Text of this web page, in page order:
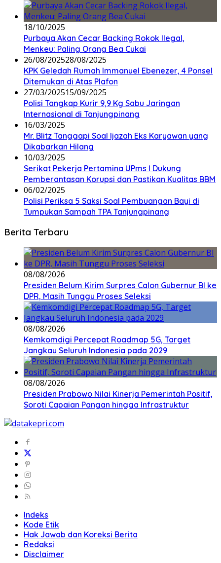
18/10/2025
Purbaya Akan Cecar Backing Rokok Ilegal,
Menkeu: Paling Orang Bea Cukai
26/08/202528/08/2025
KPK Geledah Rumah Immanuel Ebenezer, 4 Ponsel
Ditemukan di Atas Plafon
27/03/202515/09/2025
Polisi Tangkap Kurir 9,9 Kg Sabu Jaringan
Internasional di Tanjungpinang
16/03/2025
Mr. Blitz Tanggapi Soal Ijazah Eks Karyawan yang
Dikabarkan Hilang
10/03/2025
Serikat Pekerja Pertamina UPms I Dukung
Pemberantasan Korupsi dan Pastikan Kualitas BBM
06/02/2025
Polisi Periksa 5 Saksi Soal Pembuangan Bayi di
Tumpukan Sampah TPA Tanjungpinang
Berita Terbaru
08/08/2026
Presiden Belum Kirim Surpres Calon Gubernur BI ke
DPR, Masih Tunggu Proses Seleksi
08/08/2026
Kemkomdigi Percepat Roadmap 5G, Target
Jangkau Seluruh Indonesia pada 2029
08/08/2026
Presiden Prabowo Nilai Kinerja Pemerintah Positif,
Soroti Capaian Pangan hingga Infrastruktur
Indeks
Kode Etik
Hak Jawab dan Koreksi Berita
Redaksi
Disclaimer